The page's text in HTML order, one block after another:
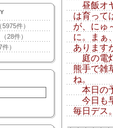
（5975件）
（28件）
件）
昼飯オ
は育って
が、にゅ
に。まぁ
あります
庭の電
熊手で雑
ね。
本日の
今日も
毎日デス